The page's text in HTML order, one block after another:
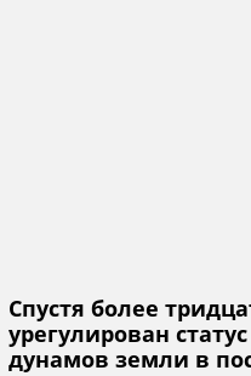
Спустя более
урегулирован
дунамов земли в